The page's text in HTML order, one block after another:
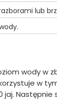
lub
wody w
w
jaj.